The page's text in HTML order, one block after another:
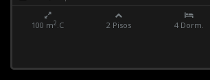
100 m2.C 2 Pisos 4 Dorm.